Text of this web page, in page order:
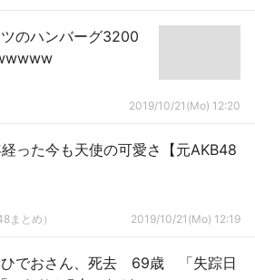
ツのハンバーグ3200
2019/10/21(Mo) 12:20
経った今も天使の可愛さ【元AKB48
まとめ） 2019/10/21(Mo) 12:19
ひでおさん、死去 69歳 「失踪日